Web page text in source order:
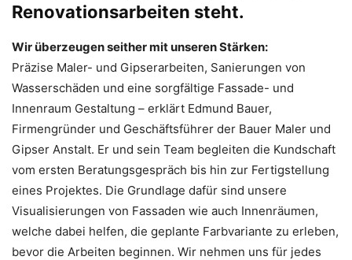
Renovationsarbeiten steht.
Wir überzeugen seither mit unseren Stärken:
Präzise Maler- und Gipserarbeiten, Sanierungen von
Wasserschäden und eine sorgfältige Fassade- und
Innenraum Gestaltung – erklärt Edmund Bauer,
Firmengründer und Geschäftsführer der Bauer Maler und
Gipser Anstalt. Er und sein Team begleiten die Kundschaft
vom ersten Beratungsgespräch bis hin zur Fertigstellung
eines Projektes. Die Grundlage dafür sind unsere
Visualisierungen von Fassaden wie auch Innenräumen,
welche dabei helfen, die geplante Farbvariante zu erleben,
bevor die Arbeiten beginnen. Wir nehmen uns für jedes